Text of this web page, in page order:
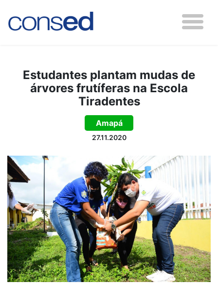
Estudantes plantam mudas de
árvores frutíferas na Escola
Tiradentes
Amapá
27.11.2020